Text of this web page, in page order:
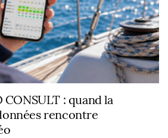
CONSULT : quand la
rencontre